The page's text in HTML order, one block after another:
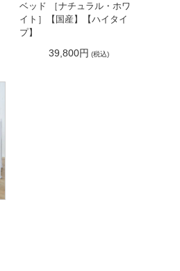
ベッド ［ナチュラル・ホワ
イト］【国産】【ハイタイ
プ】
39,800円 (税込)